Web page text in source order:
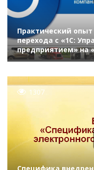
Практический
перехода с «1С:
предприятием» на
1307